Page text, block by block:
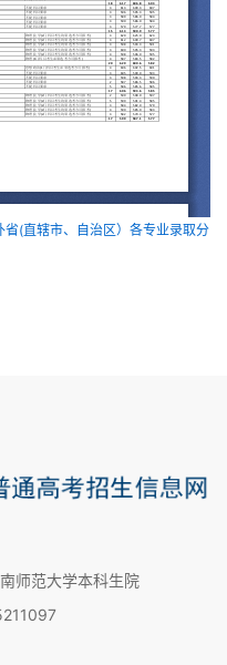
(直辖市、自治区）各专业录取分
师范大学本科生院